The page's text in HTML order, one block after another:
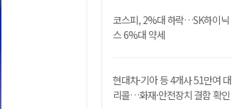
코스피, 2%대 하락…SK하이닉
스 6%대 약세
현대차·기아 등 4개사 51만여 대
리콜…화재·안전장치 결함 확인